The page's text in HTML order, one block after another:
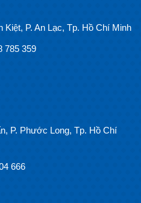
P. An Lạc, Tp. Hồ Chí Minh
785 359
P. Phước Long, Tp. Hồ Chí
666